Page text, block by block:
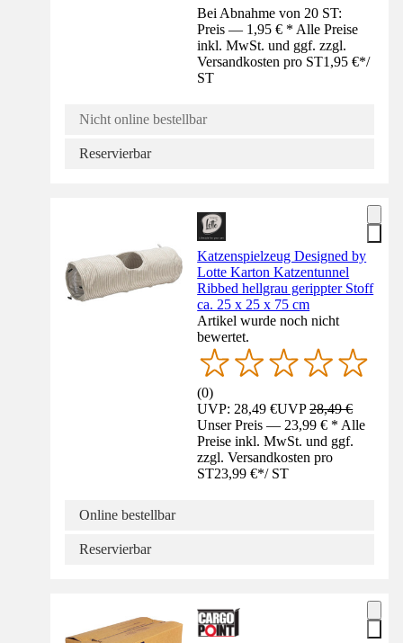
Bei Abnahme von 20 ST:
Preis — 1,95 € * Alle Preise
inkl. MwSt. und ggf. zzgl.
Versandkosten pro ST1,95 €*/
ST
Nicht online bestellbar
Reservierbar
Katzenspielzeug Designed by
Lotte Karton Katzentunnel
Ribbed hellgrau gerippter Stoff
ca. 25 x 25 x 75 cm
Artikel wurde noch nicht
bewertet.
(0)
UVP: 28,49 €UVP28,49 €
Unser Preis — 23,99 € * Alle
Preise inkl. MwSt. und ggf.
zzgl. Versandkosten pro
ST23,99 €*/ ST
Online bestellbar
Reservierbar